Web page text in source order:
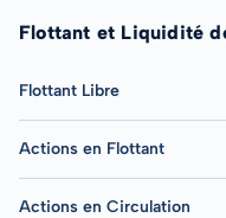
Flottant et Liquidité
Flottant Libre
Actions en Flottant
Actions en Circulation